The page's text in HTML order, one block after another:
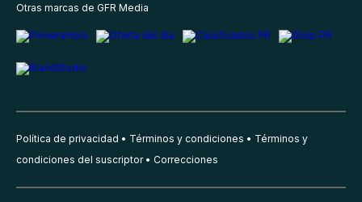
Otras marcas de GFR Media
Política de privacidad Términos y condiciones
Términos y
condiciones del suscriptor
Correcciones